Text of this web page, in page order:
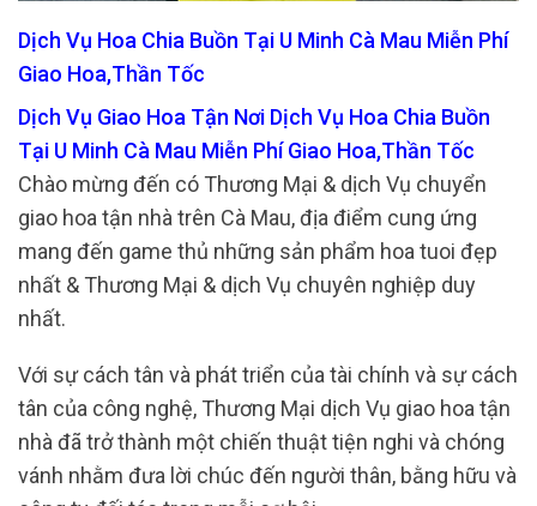
Dịch Vụ Hoa Chia Buồn Tại U Minh Cà Mau Miễn Phí
Giao Hoa,Thần Tốc
Dịch Vụ Giao Hoa Tận Nơi Dịch Vụ Hoa Chia Buồn
Tại U Minh Cà Mau Miễn Phí Giao Hoa,Thần Tốc
Chào mừng đến có Thương Mại & dịch Vụ chuyển
giao hoa tận nhà trên Cà Mau, địa điểm cung ứng
mang đến game thủ những sản phẩm hoa tuoi đẹp
nhất & Thương Mại & dịch Vụ chuyên nghiệp duy
nhất.
Với sự cách tân và phát triển của tài chính và sự cách
tân của công nghệ, Thương Mại dịch Vụ giao hoa tận
nhà đã trở thành một chiến thuật tiện nghi và chóng
vánh nhằm đưa lời chúc đến người thân, bằng hữu và